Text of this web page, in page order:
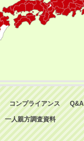
コンプライアンス Q&A
一人親方調査資料